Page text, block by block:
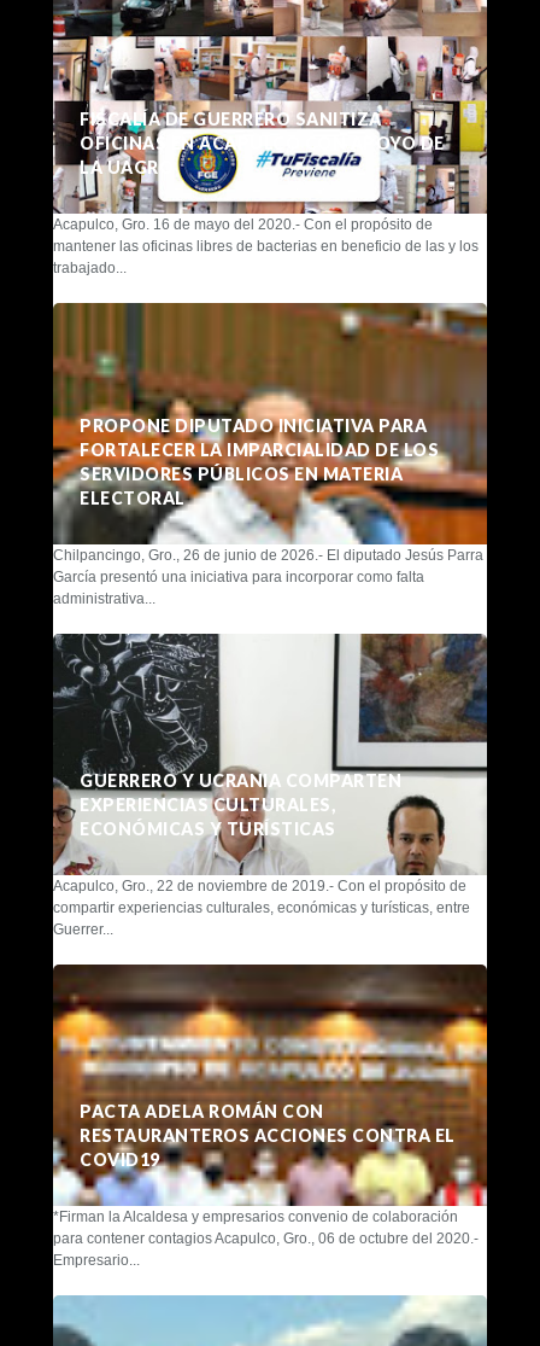
FISCALÍA DE GUERRERO SANITIZA
OFICINAS EN ACAPULCO CON APOYO DE
LA UAGRO
Acapulco, Gro. 16 de mayo del 2020.- Con el propósito de
mantener las oficinas libres de bacterias en beneficio de las y los
trabajado...
PROPONE DIPUTADO INICIATIVA PARA
FORTALECER LA IMPARCIALIDAD DE LOS
SERVIDORES PÚBLICOS EN MATERIA
ELECTORAL
Chilpancingo, Gro., 26 de junio de 2026.- El diputado Jesús Parra
García presentó una iniciativa para incorporar como falta
administrativa...
GUERRERO Y UCRANIA COMPARTEN
EXPERIENCIAS CULTURALES,
ECONÓMICAS Y TURÍSTICAS
Acapulco, Gro., 22 de noviembre de 2019.- Con el propósito de
compartir experiencias culturales, económicas y turísticas, entre
Guerrer...
PACTA ADELA ROMÁN CON
RESTAURANTEROS ACCIONES CONTRA EL
COVID19
*Firman la Alcaldesa y empresarios convenio de colaboración
para contener contagios Acapulco, Gro., 06 de octubre del 2020.-
Empresario...